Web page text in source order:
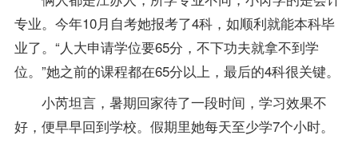
专业。今年10月自考她报考了4科，如顺利就能本科毕
业了。“人大申请学位要65分，不下功夫就拿不到学
位。”她之前的课程都在65分以上，最后的4科很关键。
小芮坦言，暑期回家待了一段时间，学习效果不
好，便早早回到学校。假期里她每天至少学7个小时。